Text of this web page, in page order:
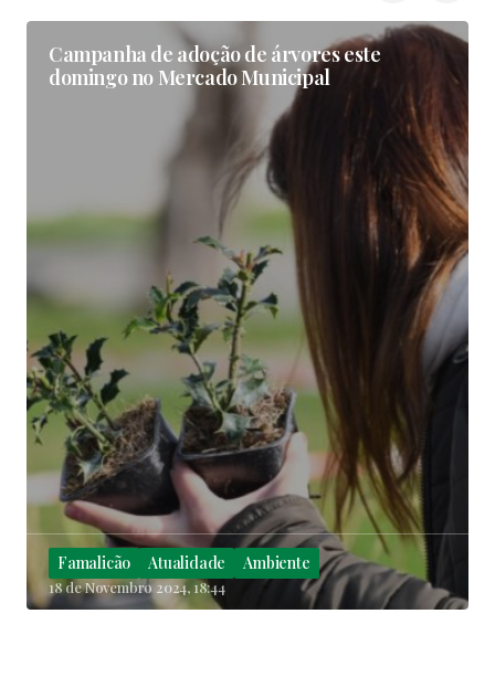
Campanha de adoção de árvores este
domingo no Mercado Municipal
Famalicão Atualidade Ambiente
18 de Novembro 2024, 18:44